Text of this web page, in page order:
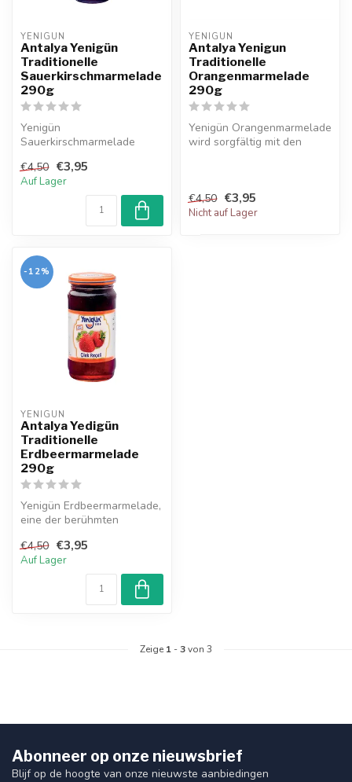
YENIGUN
Antalya Yenigün
Traditionelle
Sauerkirschmarmelade
290g
Yenigün
Sauerkirschmarmelade
Gleichgewicht zwischen süß
und...
€4,50 €3,95
Auf Lager
YENIGUN
Antalya Yenigun
Traditionelle
Orangenmarmelade
290g
Yenigün Orangenmarmelade
wird sorgfältig mit den
€4,50 €3,95
Nicht auf Lager
-12%
YENIGUN
Antalya Yedigün
Traditionelle
Erdbeermarmelade
290g
Yenigün Erdbeermarmelade,
eine der berühmten
zeichnet si...
€4,50 €3,95
Auf Lager
Zeige 1 -3von 3
Abonneer op onze nieuwsbrief
Blijf op de hoogte van onze nieuwste aanbiedingen